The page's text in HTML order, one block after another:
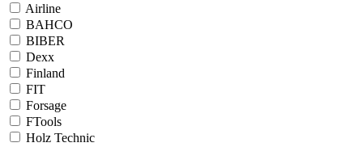
Airline
BAHCO
BIBER
Dexx
Finland
FIT
Forsage
FTools
Holz Technic